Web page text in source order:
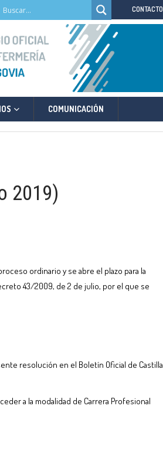
CONTACTO
COMUNICACIÓN
2019)
ordinario y se abre el plazo para la
43/2009, de 2 de julio, por el que se
resolución en el Boletín Oficial de Castilla
a la modalidad de Carrera Profesional